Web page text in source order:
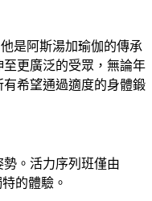
是阿斯湯加瑜伽的傳承
更廣泛的受眾，無論年
希望通過適度的身體鍛
。活力序列班僅由
的體驗。